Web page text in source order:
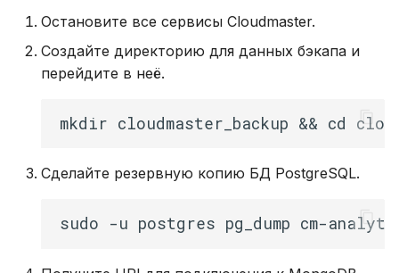
Остановите все сервисы Cloudmaster.
Создайте директорию для данных бэкапа и
перейдите в неё.
Сделайте резервную копию БД PostgreSQL.